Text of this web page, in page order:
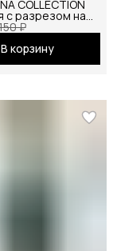
₽
COLLECTION
с разрезом на
В корзину